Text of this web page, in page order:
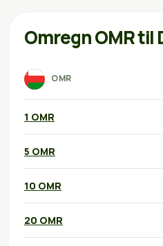
Omregn OMR til
OMR
1 OMR
5 OMR
10 OMR
20 OMR